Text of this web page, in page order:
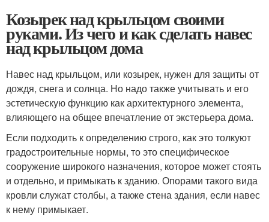
Козырек над крыльцом своими
руками. Из чего и как сделать навес
над крыльцом дома
Навес над крыльцом, или козырек, нужен для защиты от
дождя, снега и солнца. Но надо также учитывать и его
эстетическую функцию как архитектурного элемента,
влияющего на общее впечатление от экстерьера дома.
Если подходить к определению строго, как это толкуют
градостроительные нормы, то это специфическое
сооружение широкого назначения, которое может стоять
и отдельно, и примыкать к зданию. Опорами такого вида
кровли служат столбы, а также стена здания, если навес
к нему примыкает.